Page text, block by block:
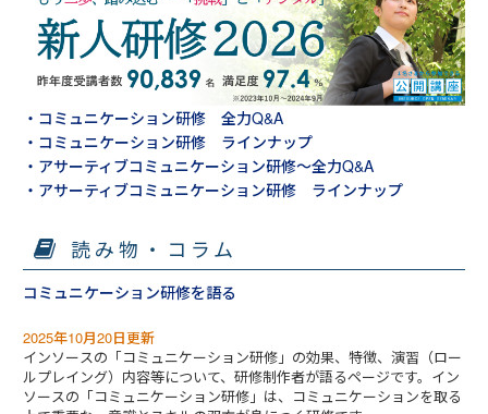
・コミュニケーション研修 全力Q&A
・コミュニケーション研修 ラインナップ
・アサーティブコミュニケーション研修～全力Q&A
・アサーティブコミュニケーション研修 ラインナップ
読み物・コラム
コミュニケーション研修を語る
2025年10月20日更新
インソースの「コミュニケーション研修」の効果、特徴、演習（ロー
ルプレイング）内容等について、研修制作者が語るページです。イン
ソースの「コミュニケーション研修」は、コミュニケーションを取る